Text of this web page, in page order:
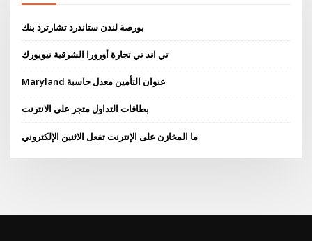
بورصة لندن ستاندرد تشارترد بنك
تي اند تي تجارة أورورا الشرقية نيويورك
Maryland عنوان التأمين معدل حاسبة
بطاقات التداول متجر على الانترنت
ما المخازن على الإنترنت تفعل الاثنين الإلكتروني